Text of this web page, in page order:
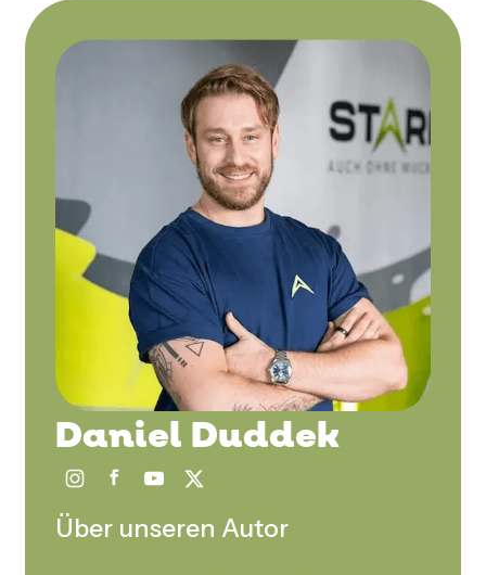
Daniel Duddek
Über unseren Autor